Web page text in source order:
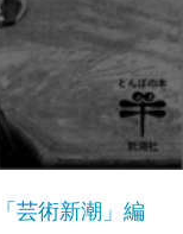
芸術新潮」編